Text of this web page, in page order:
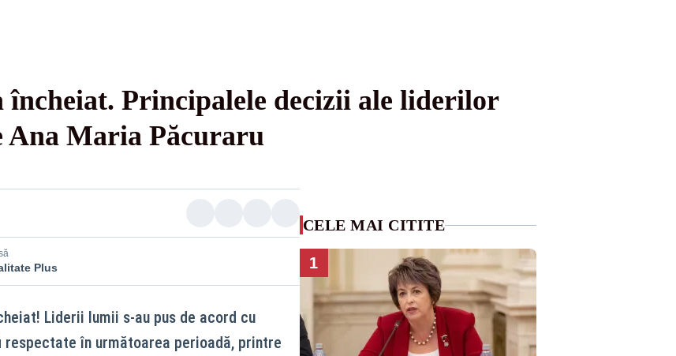
încheiat. Principalele decizii ale liderilor
Ana Maria Păcuraru
Plus
Liderii lumii s-au pus de acord cu
în următoarea perioadă, printre
CELE MAI CITITE
1